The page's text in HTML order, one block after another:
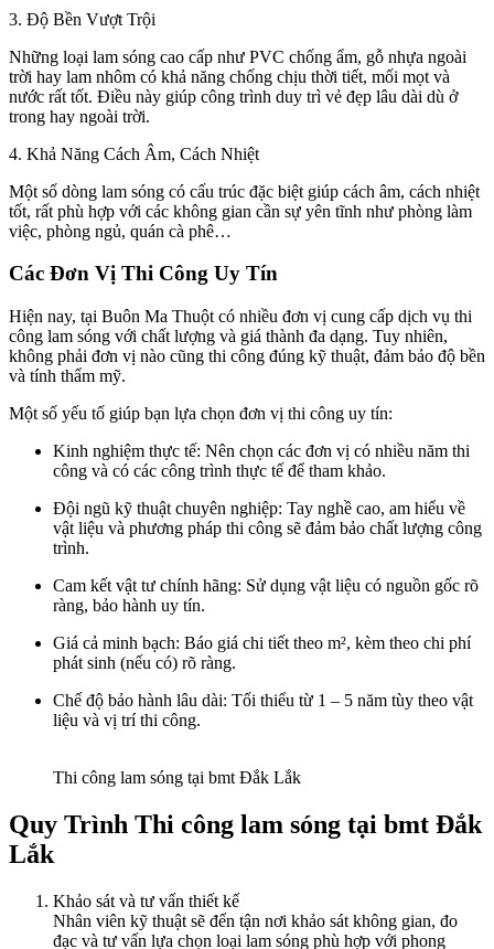
3. Độ Bền Vượt Trội
Những loại lam sóng cao cấp như PVC chống ẩm, gỗ nhựa ngoài
trời hay lam nhôm có khả năng chống chịu thời tiết, mối mọt và
nước rất tốt. Điều này giúp công trình duy trì vẻ đẹp lâu dài dù ở
trong hay ngoài trời.
4. Khả Năng Cách Âm, Cách Nhiệt
Một số dòng lam sóng có cấu trúc đặc biệt giúp cách âm, cách nhiệt
tốt, rất phù hợp với các không gian cần sự yên tĩnh như phòng làm
việc, phòng ngủ, quán cà phê…
Các Đơn Vị Thi Công Uy Tín
Hiện nay, tại Buôn Ma Thuột có nhiều đơn vị cung cấp dịch vụ thi
công lam sóng với chất lượng và giá thành đa dạng. Tuy nhiên,
không phải đơn vị nào cũng thi công đúng kỹ thuật, đảm bảo độ bền
và tính thẩm mỹ.
Một số yếu tố giúp bạn lựa chọn đơn vị thi công uy tín:
Kinh nghiệm thực tế: Nên chọn các đơn vị có nhiều năm thi
công và có các công trình thực tế để tham khảo.
Đội ngũ kỹ thuật chuyên nghiệp: Tay nghề cao, am hiểu về
vật liệu và phương pháp thi công sẽ đảm bảo chất lượng công
trình.
Cam kết vật tư chính hãng: Sử dụng vật liệu có nguồn gốc rõ
ràng, bảo hành uy tín.
Giá cả minh bạch: Báo giá chi tiết theo m², kèm theo chi phí
phát sinh (nếu có) rõ ràng.
Chế độ bảo hành lâu dài: Tối thiểu từ 1 – 5 năm tùy theo vật
liệu và vị trí thi công.
Thi công lam sóng tại bmt Đắk Lắk
Quy Trình Thi công lam sóng tại bmt Đắk
Lắk
Khảo sát và tư vấn thiết kế
Nhân viên kỹ thuật sẽ đến tận nơi khảo sát không gian, đo
đạc và tư vấn lựa chọn loại lam sóng phù hợp với phong